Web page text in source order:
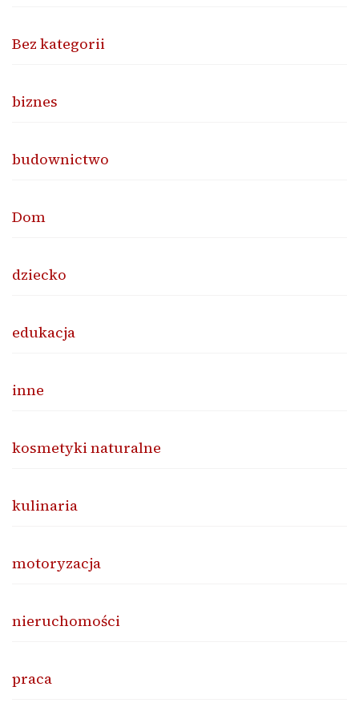
Bez kategorii
biznes
budownictwo
Dom
dziecko
edukacja
inne
kosmetyki naturalne
kulinaria
motoryzacja
nieruchomości
praca